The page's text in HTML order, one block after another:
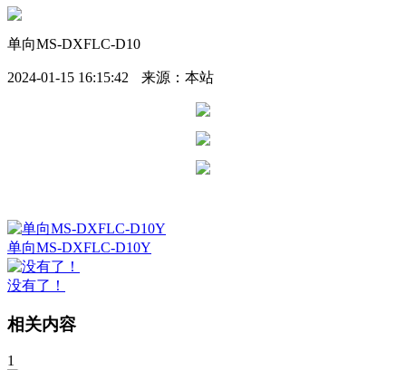
单向MS-DXFLC-D10
2024-01-15 16:15:42 来源：本站
单向MS-DXFLC-D10Y
没有了！
相关内容
1